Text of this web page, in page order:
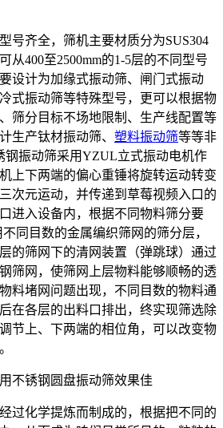
号齐全，筛机主要材质分为SUS304
从400至2500mm的1-5层的不同型号
设计为加缘式振动筛、闸门式振动
式振动筛等特殊型号，更可以根据物
筛分目标不场地限制、生产线配置等
生产钛材振动筛、 塑料振动筛等等非
钢振动筛采用YZUL立式振动电机作
上下两端的偏心重锤将旋转运动转变
次元运动，并传递到草莓视频入口的
进入设备内，根据不同物料筛分要
同目数的金属编织筛网的筛分层，
的筛网下的清网装置（弹跳球）通过
筛网，使筛网上层物料能够顺畅的透
料堵网问题出现，不同目数的物料通
在各层的出料口排出，终实现筛选除
节上、下两端的相位角，可以改变物
过化学提炼而制成的，根据把不同的